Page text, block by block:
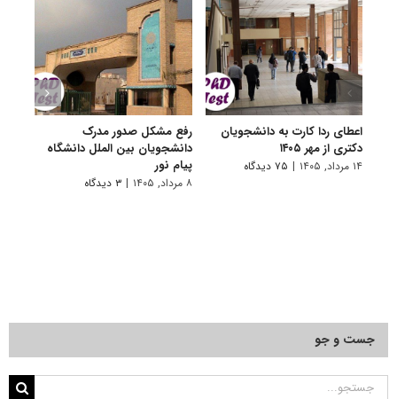
اعطای ردا کارت به دانشجویان
دکتری از مهر ۱۴۰۵
۱۴ مرداد, ۱۴۰۵ | ۷۵ دیدگاه
رفع مشکل صدور مدرک
دانشجویان بین الملل دانشگاه
پیام نور
۸ مرداد, ۱۴۰۵ | ۳ دیدگاه
جست و جو
جستجو